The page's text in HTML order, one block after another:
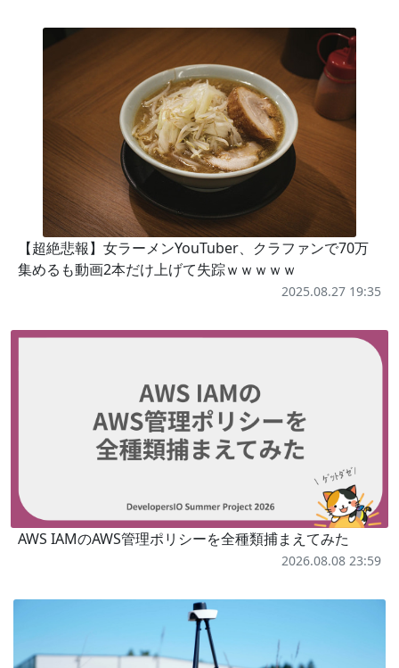
【超絶悲報】女ラーメンYouTuber、クラファンで70万
集めるも動画2本だけ上げて失踪ｗｗｗｗｗ
2025.08.27 19:35
AWS IAMのAWS管理ポリシーを全種類捕まえてみた
2026.08.08 23:59